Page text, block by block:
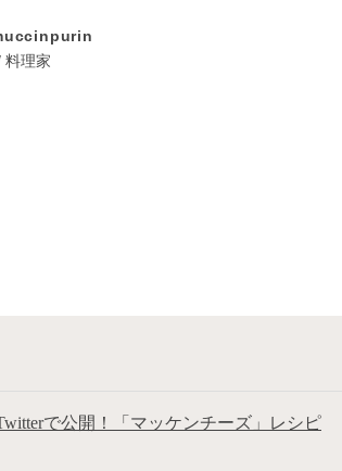
料理家
で公開！「マッケンチーズ」レシピ